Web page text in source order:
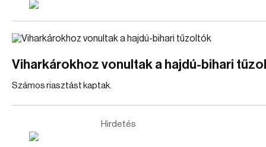
Viharkárokhoz vonultak a hajdú-bihari
Számos riasztást kaptak.
Hirdetés